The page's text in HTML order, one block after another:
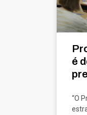
é
“O